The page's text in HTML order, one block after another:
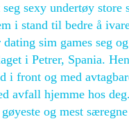
sexy undertøy store
i stand til bedre å
dating sim games seg
i Petrer, Spania.
front og med
avfall hjemme hos
og mest